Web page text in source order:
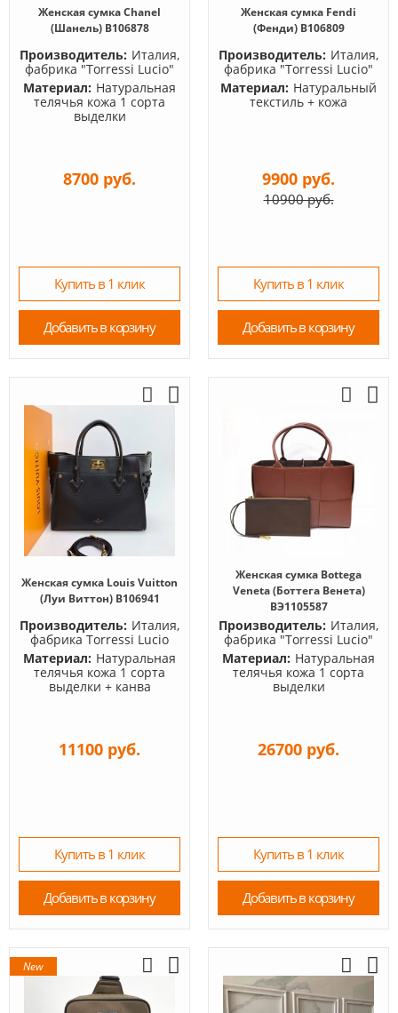
Женская сумка Chanel
(Шанель) B106878
Производитель: Италия,
фабрика "Torressi Lucio"
Материал: Натуральная
телячья кожа 1 сорта
выделки
8700 руб.
Купить в 1 клик
Добавить в корзину
Женская сумка Fendi
(Фенди) B106809
Производитель: Италия,
фабрика "Torressi Lucio"
Материал: Натуральный
текстиль + кожа
9900 руб.
10900 руб.
Купить в 1 клик
Добавить в корзину
Женская сумка Louis Vuitton
(Луи Виттон) B106941
Производитель: Италия,
фабрика Torressi Lucio
Материал: Натуральная
телячья кожа 1 сорта
выделки + канва
11100 руб.
Купить в 1 клик
Добавить в корзину
Женская сумка Bottega
Veneta (Боттега Венета)
BЭ1105587
Производитель: Италия,
фабрика "Torressi Lucio"
Материал: Натуральная
телячья кожа 1 сорта
выделки
26700 руб.
Купить в 1 клик
Добавить в корзину
New